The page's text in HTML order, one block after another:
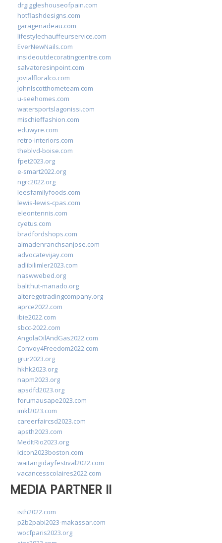
drgiggleshouseofpain.com
hotflashdesigns.com
garagenadeau.com
lifestylechauffeurservice.com
EverNewNails.com
insideoutdecoratingcentre.com
salvatoresinpoint.com
jovialfloralco.com
johnlscotthometeam.com
u-seehomes.com
watersportslagonissi.com
mischieffashion.com
eduwyre.com
retro-interiors.com
theblvd-boise.com
fpet2023.org
e-smart2022.org
ngrc2022.org
leesfamilyfoods.com
lewis-lewis-cpas.com
eleontennis.com
cyetus.com
bradfordshops.com
almadenranchsanjose.com
advocatevijay.com
adlibilimler2023.com
naswwebed.org
balithut-manado.org
alteregotradingcompany.org
aprce2022.com
ibie2022.com
sbcc-2022.com
AngolaOilAndGas2022.com
Convoy4Freedom2022.com
grur2023.org
hkhk2023.org
napm2023.org
apsdfd2023.org
forumausape2023.com
imkl2023.com
careerfaircsd2023.com
apsth2023.com
MedItRio2023.org
lcicon2023boston.com
waitangidayfestival2022.com
vacancesscolaires2022.com
MEDIA PARTNER II
isth2022.com
p2b2pabi2023-makassar.com
wocfparis2023.org